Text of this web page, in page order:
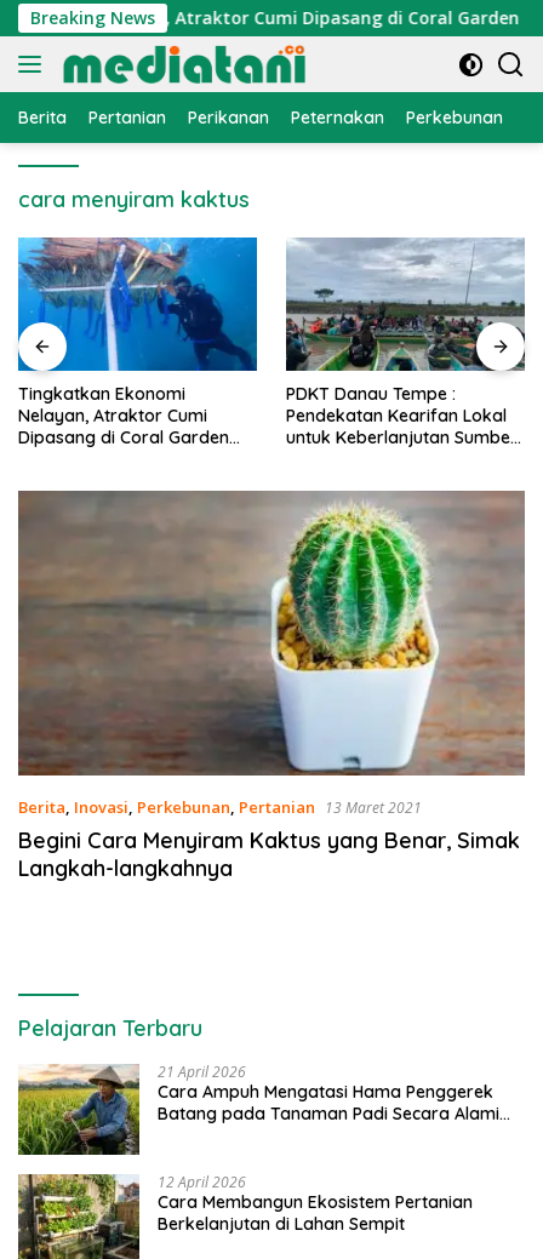
Langsung
ke
konten
Breaking News
Nelayan, Atraktor Cumi Dipasang di Coral Garden
Berita Pertanian Perikanan Peternakan Perkebunan
cara menyiram kaktus
PDKT Danau Tempe :
Pendekatan Kearifan Lokal
untuk Keberlanjutan Sumber
Cara Mengatasi Penyakit
PMK pada Sapi Perah Secara
Alami dan Medis
Berita, Inovasi, Perkebunan, Pertanian 13 Maret 2021
Begini Cara Menyiram Kaktus yang Benar, Simak
Langkah-langkahnya
Pelajaran Terbaru
21 April 2026
Cara Ampuh Mengatasi Hama Penggerek
Batang pada Tanaman Padi Secara Alami
12 April 2026
Cara Membangun Ekosistem Pertanian
Berkelanjutan di Lahan Sempit